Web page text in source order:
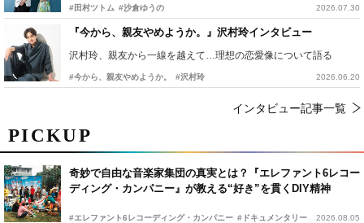
PICKUP
奇妙で自由な音楽家集団の真実とは？『エレファント6レコー
ディング・カンパニー』が教える“好き”を貫くDIY精神
#エレファント6レコーディング・カンパニー #ドキュメンタリー 2026.08.05
#田村ツトム #沙倉ゆうの 2026.07.30
『今から、親友やめようか。』沢村玲インタビュー
沢村玲、親友から一線を越えて…理想の恋愛像について語る
#今から、親友やめようか。 #沢村玲 2026.06.20
インタビュー記事一覧